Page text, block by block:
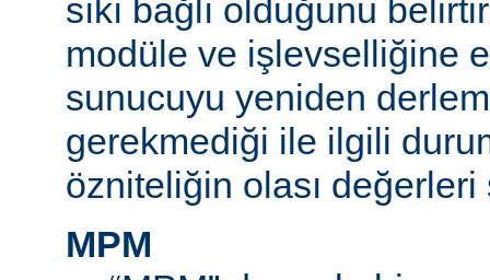
sıkı bağlı olduğunu
modüle ve işlevselliğine
sunucuyu yeniden
gerekmediği ile ilgili
özniteliğin olası değerleri
MPM